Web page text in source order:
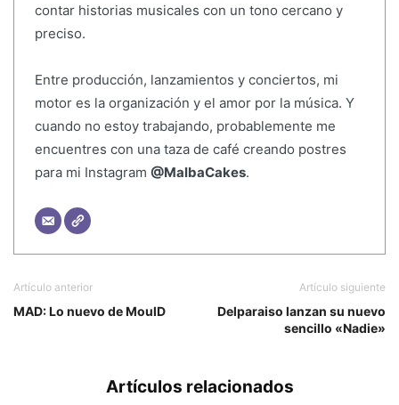
contar historias musicales con un tono cercano y
preciso.
Entre producción, lanzamientos y conciertos, mi
motor es la organización y el amor por la música. Y
cuando no estoy trabajando, probablemente me
encuentres con una taza de café creando postres
para mi Instagram @MalbaCakes.
Artículo anterior
MAD: Lo nuevo de MoulD
Artículo siguiente
Delparaiso lanzan su nuevo
sencillo «Nadie»
Artículos relacionados